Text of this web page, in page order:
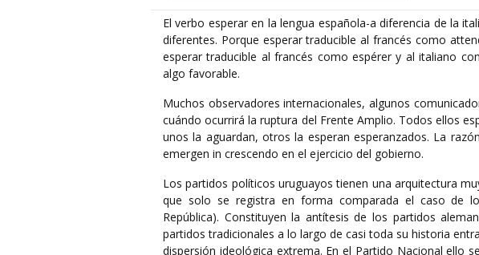
El verbo esperar en la lengua española-a diferencia de la
diferentes. Porque esperar traducible al francés como
esperar traducible al francés como espérer y al italiano
algo favorable.
Muchos observadores internacionales, algunos
cuándo ocurrirá la ruptura del Frente Amplio. Todos ellos
unos la aguardan, otros la esperan esperanzados. La
emergen in crescendo en el ejercicio del gobierno.
Los partidos políticos uruguayos tienen una arquitectura
que solo se registra en forma comparada el caso de
República). Constituyen la antítesis de los partidos
partidos tradicionales a lo largo de casi toda su historia
dispersión ideológica extrema. En el Partido Nacional ello